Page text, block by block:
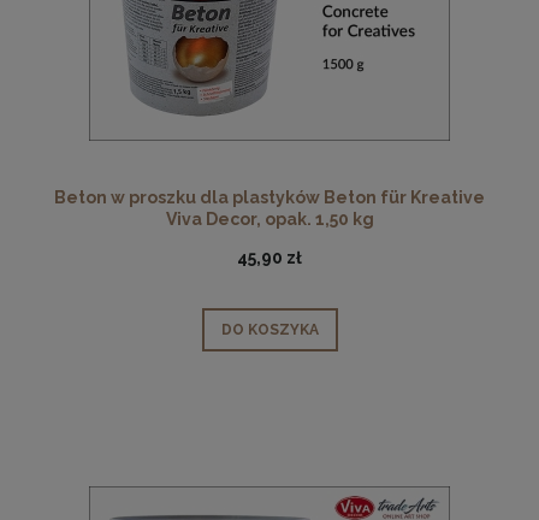
Beton w proszku dla plastyków Beton für Kreative
Viva Decor, opak. 1,50 kg
45,90 zł
DO KOSZYKA